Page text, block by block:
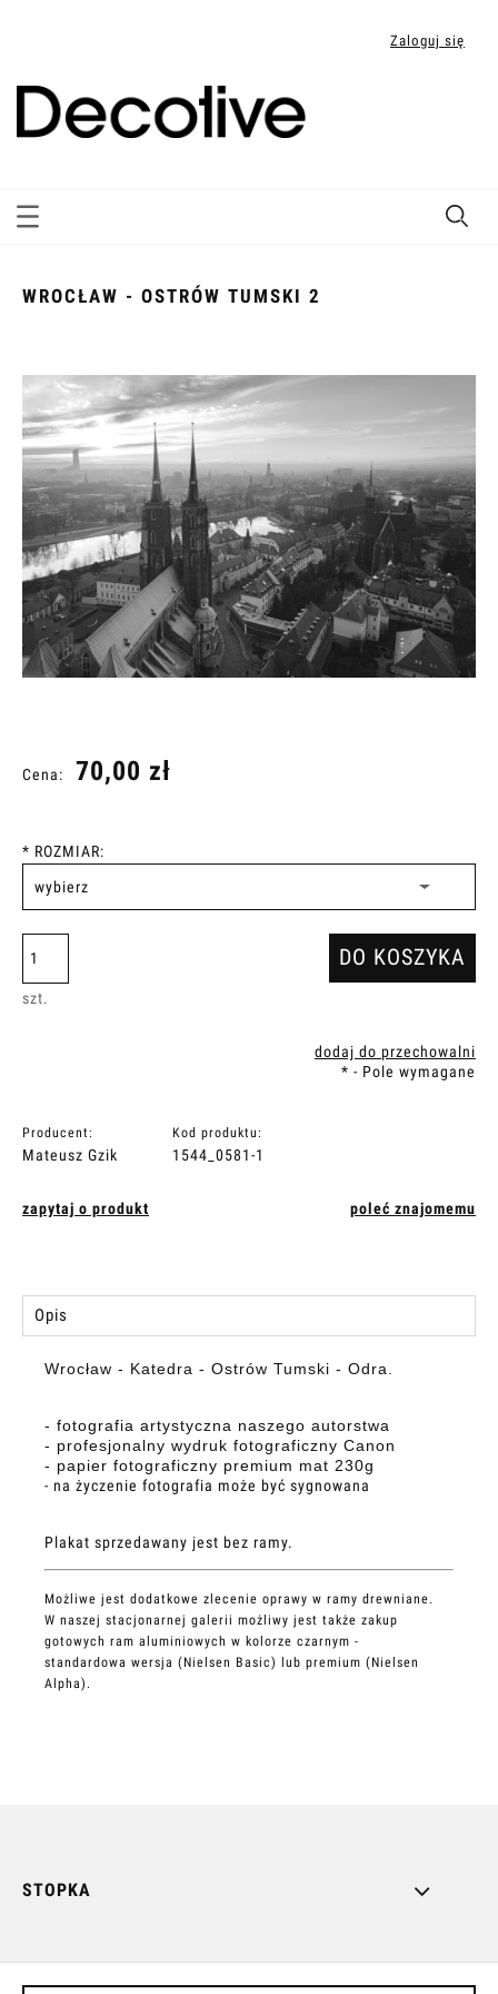
Zaloguj się
WROCŁAW - OSTRÓW TUMSKI 2
Cena: 70,00 zł
* ROZMIAR:
szt.
DO KOSZYKA
dodaj do przechowalni
* - Pole wymagane
Producent:
Mateusz Gzik
Kod produktu:
1544_0581-1
zapytaj o produkt poleć znajomemu
Opis
Wrocław - Katedra - Ostrów Tumski - Odra.
- fotografia artystyczna naszego autorstwa
- profesjonalny wydruk fotograficzny Canon
- papier fotograficzny premium mat 230g
- na życzenie fotografia może być sygnowana
Plakat sprzedawany jest bez ramy.
Możliwe jest dodatkowe zlecenie oprawy w ramy drewniane.
W naszej stacjonarnej galerii możliwy jest także zakup
gotowych ram aluminiowych w kolorze czarnym -
standardowa wersja (Nielsen Basic) lub premium (Nielsen
Alpha).
STOPKA